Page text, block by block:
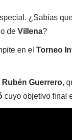
¿Sabías
de Villena?
en el Torneo
Rubén Guerrero,
cuyo objetivo final